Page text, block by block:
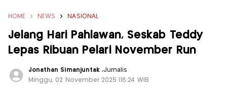
HOME NEWS NASIONAL
Jelang Hari Pahlawan, Seskab Teddy
Lepas Ribuan Pelari November Run
Jonathan Simanjuntak,Jurnalis
Minggu, 02 November 2025 |18:24 WIB